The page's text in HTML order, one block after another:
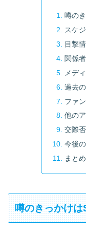
噂の
スケ
目撃
関係
メデ
過去
ファ
他の
交際
今後
まとめ
噂のきっかけ